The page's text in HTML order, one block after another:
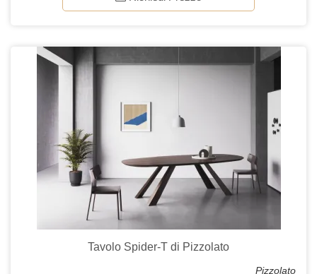
Tavolo Spider-T di Pizzolato
Pizzolato